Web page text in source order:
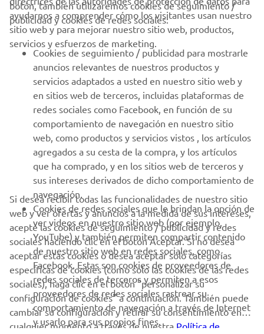
CORPORATIVO
PROFESIONALES
MÁS YAMAHA
AYUDA
BOLETÍN DE NOTICIAS
Sé el primero en enterarte de las últimas ofertas, eventos
especiales, novedades
SUSCRÍBETE
Lea nuestra Política de Privacidad para saber cómo procesamos
sus datos personales: Política de Privacidad
Spain (Spanish)
ayudarnos a comprender cómo los visitantes usan nuestro
sitio web y para mejorar nuestro sitio web, productos,
servicios y esfuerzos de marketing.
botón, también utilizaremos cookies de seguimiento /
publicidad y cookies de redes sociales:
Cookies de seguimiento / publicidad para mostrarle
anuncios relevantes de nuestros productos y
servicios adaptados a usted en nuestro sitio web y
en sitios web de terceros, incluidas plataformas de
redes sociales como Facebook, en función de su
comportamiento de navegación en nuestro sitio
web, como productos y servicios vistos , los artículos
agregados a su cesta de la compra, y los artículos
que ha comprado, y en los sitios web de terceros y
sus intereses derivados de dicho comportamiento de
navegación.
Cookies de redes sociales que le brindan la opción de
ver videos en nuestro sitio web (por ejemplo,
YouTube) y también permiten compartir contenido
de nuestro sitio web en redes sociales, como
Facebook. Estas son cookies de proveedores de
redes sociales de terceros y permiten a esos
proveedores de redes sociales rastrear su
comportamiento de navegación a través de Internet
y usarlo para sus propios fines.
Si desea recibir todas las funcionalidades de nuestro sitio
web y ver ofertas y anuncios a la medida de sus intereses,
acepte las cookies de seguimiento / publicidad y redes
sociales haciendo clic en el botón Aceptar. Si no desea
aceptar estas cookies o desea aceptar solo categorías
específicas de cookies (como solo las cookies de las redes
sociales), haga clic en el botón "personalizar su
configuración de cookies" a continuación. También puede
cambiar su configuración y retirar su consentimiento en
cualquier momento a través de nuestra Política de